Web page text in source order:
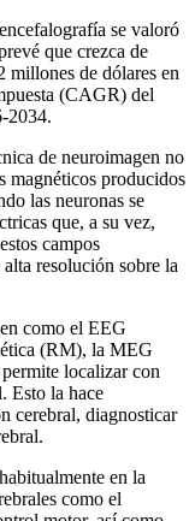
se valoró
que crezca de
millones de dólares en
(CAGR) del
2034.
de neuroimagen no
magnéticos producidos
las neuronas se
que, a su vez,
campos
resolución sobre la
como el EEG
(RM), la MEG
localizar con
Esto la hace
cerebral, diagnosticar
en la
como el